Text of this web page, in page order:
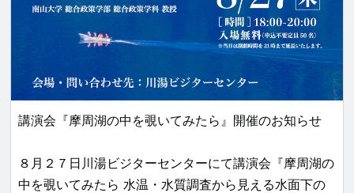
講演会『摩周湖の中を覗いてみたら』開催のお知らせ
８月２７日川湯ビジターセンターにて講演会『摩周湖の
中を覗いてみたら 水温・水質調査から見える水面下の